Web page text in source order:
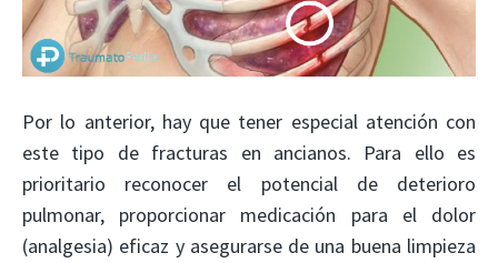
Por lo anterior, hay que tener especial atención con
este tipo de fracturas en ancianos. Para ello es
prioritario reconocer el potencial de deterioro
pulmonar, proporcionar medicación para el dolor
(analgesia) eficaz y asegurarse de una buena limpieza